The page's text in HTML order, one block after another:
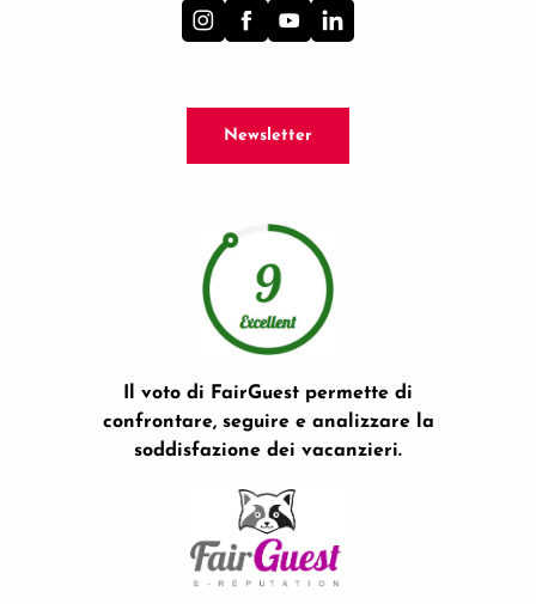
Newsletter
Il voto di FairGuest permette di
confrontare, seguire e analizzare la
soddisfazione dei vacanzieri.